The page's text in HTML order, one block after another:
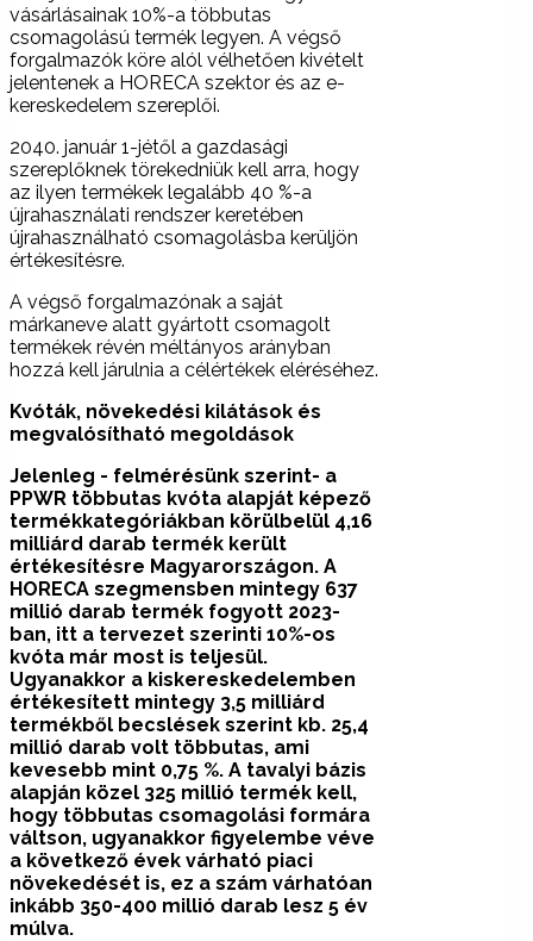
vásárlásainak 10%-a többutas
csomagolású termék legyen. A végső
forgalmazók köre alól vélhetően kivételt
jelentenek a HORECA szektor és az e-
kereskedelem szereplői.
2040. január 1-jétől a gazdasági
szereplőknek törekedniük kell arra, hogy
az ilyen termékek legalább 40 %-a
újrahasználati rendszer keretében
újrahasználható csomagolásba kerüljön
értékesítésre.
A végső forgalmazónak a saját
márkaneve alatt gyártott csomagolt
termékek révén méltányos arányban
hozzá kell járulnia a célértékek eléréséhez.
Kvóták, növekedési kilátások és
megvalósítható megoldások
Jelenleg - felmérésünk szerint- a
PPWR többutas kvóta alapját képező
termékkategóriákban körülbelül 4,16
milliárd darab termék került
értékesítésre Magyarországon. A
HORECA szegmensben mintegy 637
millió darab termék fogyott 2023-
ban, itt a tervezet szerinti 10%-os
kvóta már most is teljesül.
Ugyanakkor a kiskereskedelemben
értékesített mintegy 3,5 milliárd
termékből becslések szerint kb. 25,4
millió darab volt többutas, ami
kevesebb mint 0,75 %. A tavalyi bázis
alapján közel 325 millió termék kell,
hogy többutas csomagolási formára
váltson, ugyanakkor figyelembe véve
a következő évek várható piaci
növekedését is, ez a szám várhatóan
inkább 350-400 millió darab lesz 5 év
múlva.